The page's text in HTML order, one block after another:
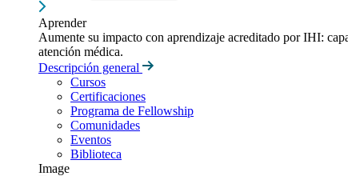
Aprender
Aumente su impacto con aprendizaje acreditado por IHI:
atención médica.
Descripción general
Cursos
Certificaciones
Programa de Fellowship
Comunidades
Eventos
Biblioteca
Image